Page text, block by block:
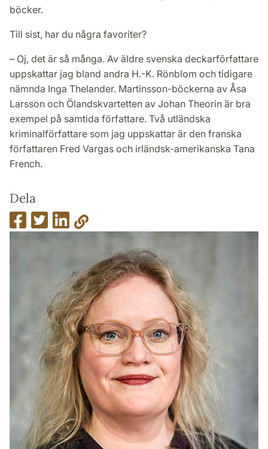
böcker.
Till sist, har du några favoriter?
– Oj, det är så många. Av äldre svenska deckarförfattare
uppskattar jag bland andra H.-K. Rönblom och tidigare
nämnda Inga Thelander. Martinsson-böckerna av Åsa
Larsson och Ölandskvartetten av Johan Theorin är bra
exempel på samtida författare. Två utländska
kriminalförfattare som jag uppskattar är den franska
författaren Fred Vargas och irländsk-amerikanska Tana
French.
Dela